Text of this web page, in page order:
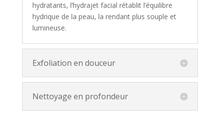
hydratants, l’hydrajet facial rétablit l’équilibre
hydrique de la peau, la rendant plus souple et
lumineuse.
Exfoliation en douceur
Nettoyage en profondeur